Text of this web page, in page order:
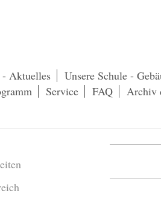
- Aktuelles
Unsere Schule -
Service FAQ Archiv